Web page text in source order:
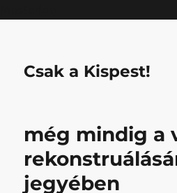
Csak a Kispest!
még mindig a
jegyében